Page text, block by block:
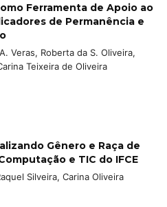
Ferramenta de Apoio ao
de Permanência e
Veras, Roberta da S. Oliveira,
Teixeira de Oliveira
Gênero e Raça de
e TIC do IFCE
Silveira, Carina Oliveira